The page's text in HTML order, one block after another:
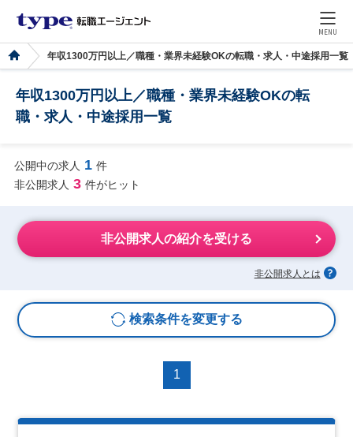
MENU
年収1300万円以上／職種・業界未経験OKの転職・求人・中途採用一覧
年収1300万円以上／職種・業界未経験OKの転
職・求人・中途採用一覧
公開中の求人 1 件
非公開求人 3 件がヒット
非公開求人の紹介を受ける
非公開求人とは
検索条件を変更する
1